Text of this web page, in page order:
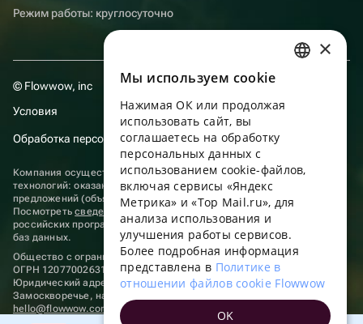
Режим работы: круглосуточно
© Flowwow, inc
Условия
Обработка персональных данных
Компания осуществляет деятельность в области информационных
технологий: оказание услуг в сети “Интернет” по размещению
предложений (объявлений) продавцов о реализации товаров.
Посмотретьсведения о программах
, включенных в реестр
российских программ для электронных вычислительных машин и
баз данных.
Общество с ограниченной ответственностью «ФЛАУВАУ»
ОГРН 1207700263198, ИНН 9702020445
Юридический адрес: г. Москва, вн.тер. г. Муниципальный округ
Замоскворечье, наб. Садовническая, д. 9, помещ. 2/3.
hello@flowwow.com
8 800 555-16-15
ENGLISH
UKRAINIAN
PORTUGUESE
FRENCH
TURKISH
×
Мы используем сookie
Нажимая ОК или продолжая
использовать сайт, вы
соглашаетесь на обработку
персональных данных с
использованием cookie-файлов,
включая сервисы «Яндекс
Метрика» и «Top Mail.ru», для
анализа использования и
улучшения работы сервисов.
Более подробная информация
представлена в Политике в
отношении файлов cookie Flowwow
OK